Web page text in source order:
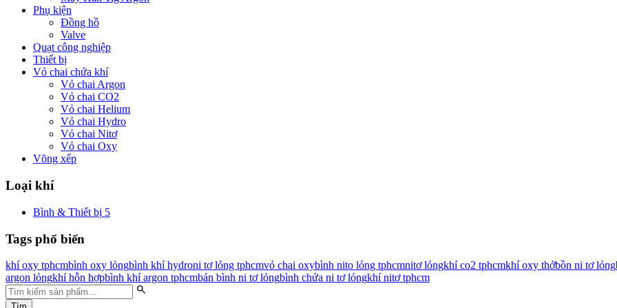
Phụ kiện
Đồng hồ
Valve
Quạt công nghiệp
Thiết bị
Vỏ chai chứa khí
Vỏ chai Argon
Vỏ chai CO2
Vỏ chai Helium
Vỏ chai Hydro
Vỏ chai Nitơ
Vỏ chai Oxy
Võng xếp
Loại khí
Bình & Thiết bị 5
Tags phổ biến
khí oxy tphcmbình oxy lỏngbình khí hydroni tơ lỏng tphcmvỏ chai oxybình nito lỏng tphcmnitơ lỏngkhí co2 tphcmkhí oxy thởbồn ni tơ lỏng
argon lỏngkhí hỗn hợpbình khí argon tphcmbán bình ni tơ lỏngbình chứa ni tơ lỏngkhí nitơ tphcm